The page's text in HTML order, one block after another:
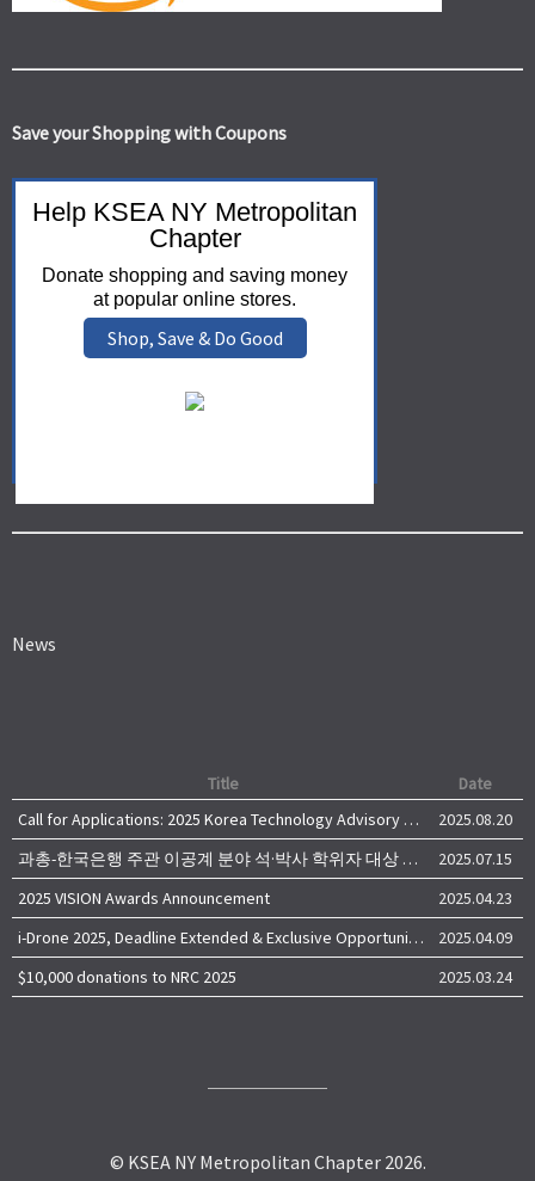
Save your Shopping with Coupons
Help KSEA NY Metropolitan
Chapter
Donate shopping and saving money
at popular online stores.
Shop, Save & Do Good
News
Title
Date
Call for Applications: 2025 Korea Technology Advisory Group (K-TAG)
2025.08.20
과총-한국은행 주관 이공계 분야 석·박사 학위자 대상 서베이
2025.07.15
2025 VISION Awards Announcement
2025.04.23
i-Drone 2025, Deadline Extended & Exclusive Opportunity to Travel to Korea!
2025.04.09
$10,000 donations to NRC 2025
2025.03.24
© KSEA NY Metropolitan Chapter 2026.